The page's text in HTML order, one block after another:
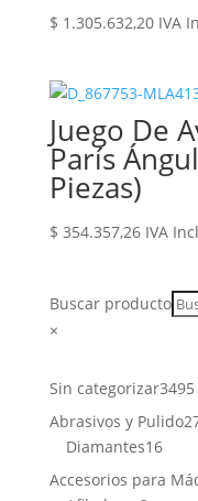
$ 1.305.632,20 IVA
Juego De
París
Piezas)
$ 354.357,26 IVA
Buscar producto
×
Sin categorizar3495
Abrasivos y Pulido
Diamantes1616
Accesorios para